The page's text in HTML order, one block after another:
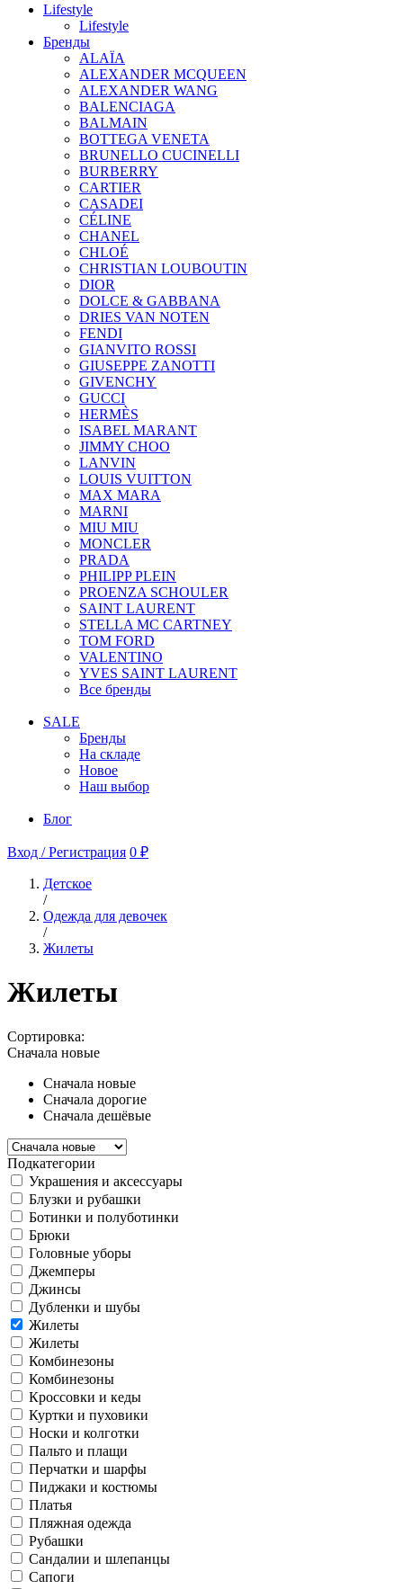
Lifestyle
Lifestyle
Бренды
ALAÏA
ALEXANDER MCQUEEN
ALEXANDER WANG
BALENCIAGA
BALMAIN
BOTTEGA VENETA
BRUNELLO CUCINELLI
BURBERRY
CARTIER
CASADEI
CÉLINE
CHANEL
CHLOÉ
CHRISTIAN LOUBOUTIN
DIOR
DOLCE & GABBANA
DRIES VAN NOTEN
FENDI
GIANVITO ROSSI
GIUSEPPE ZANOTTI
GIVENCHY
GUCCI
HERMÈS
ISABEL MARANT
JIMMY CHOO
LANVIN
LOUIS VUITTON
MAX MARA
MARNI
MIU MIU
MONCLER
PRADA
PHILIPP PLEIN
PROENZA SCHOULER
SAINT LAURENT
STELLA MC CARTNEY
TOM FORD
VALENTINO
YVES SAINT LAURENT
Все бренды
SALE
Бренды
На складе
Новое
Наш выбор
Блог
Вход / Регистрация 0 ₽
Детское
/
Одежда для девочек
/
Жилеты
Жилеты
Сортировка:
Сначала новые
Сначала новые
Сначала дорогие
Сначала дешёвые
Подкатегории
Украшения и аксессуары
Блузки и рубашки
Ботинки и полуботинки
Брюки
Головные уборы
Джемперы
Джинсы
Дубленки и шубы
Жилеты
Жилеты
Комбинезоны
Комбинезоны
Кроссовки и кеды
Куртки и пуховики
Носки и колготки
Пальто и плащи
Перчатки и шарфы
Пиджаки и костюмы
Платья
Пляжная одежда
Рубашки
Сандалии и шлепанцы
Сапоги